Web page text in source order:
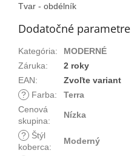
Tvar - obdélník
Dodatočné parametre
Kategória:
MODERNÉ
Záruka:
2 roky
EAN:
Zvoľte variant
?
Farba:
Terra
Cenová
skupina:
Nízka
?
Štýl
koberca:
Moderný